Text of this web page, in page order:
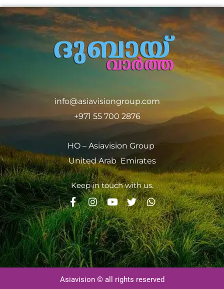
info@asiavisiongroup.com
+971 55 700 2876
HO – Asiavision Group
United Arab Emirates
Keep in touch with us.
Asiavision © all rights reserved